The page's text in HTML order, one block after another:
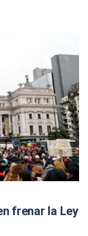
frenar la Ley